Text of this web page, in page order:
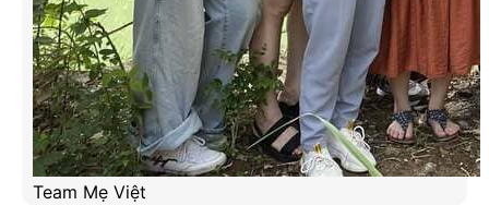
Team Mẹ Việt